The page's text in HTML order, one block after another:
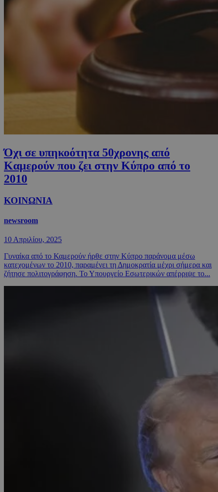
Όχι σε υπηκοότητα 50χρονης από
Καμερούν που ζει στην Κύπρο από το
2010
ΚΟΙΝΩΝΙΑ
newsroom
10 Απριλίου, 2025
Γυναίκα από το Καμερούν ήρθε στην Κύπρο παράνομα μέσω
κατεχομένων το 2010, παραμένει τη Δημοκρατία μέχρι σήμερα και
ζήτησε πολιτογράφηση. Το Υπουργείο Εσωτερικών απέρριψε το...